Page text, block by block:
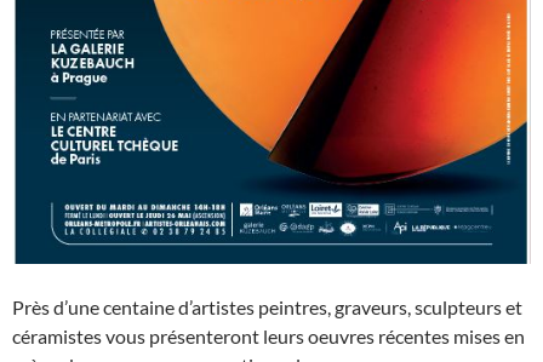
Près d’une centaine d’artistes peintres, graveurs, sculpteurs et
céramistes vous présenteront leurs oeuvres récentes mises en